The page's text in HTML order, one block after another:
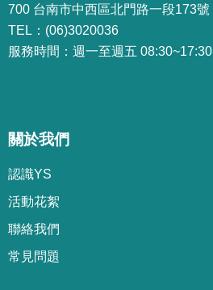
700 台南市中西區北門路一段173號
TEL：(06)3020036
服務時間：週一至週五 08:30~17:30
關於我們
認識YS
活動花絮
聯絡我們
常見問題